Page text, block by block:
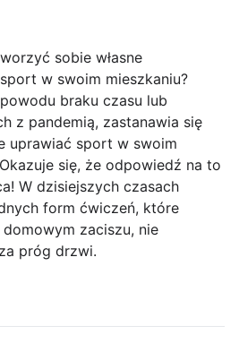
sobie własne
w swoim mieszkaniu?
braku czasu lub
z pandemią, zastanawia się
uprawiać sport w swoim
się, że odpowiedź na to
W dzisiejszych czasach
form ćwiczeń, które
zaciszu, nie
próg drzwi.